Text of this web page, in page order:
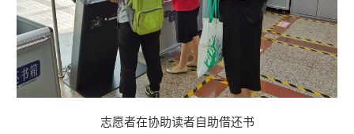
志愿者在协助读者自助借还书